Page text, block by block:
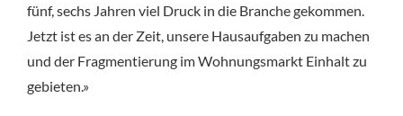
fünf, sechs Jahren viel Druck in die Branche gekommen.
Jetzt ist es an der Zeit, unsere Hausaufgaben zu machen
und der Fragmentierung im Wohnungsmarkt Einhalt zu
gebieten.»